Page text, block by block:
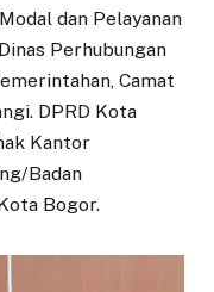
dan Pelayanan
Perhubungan
Camat
DPRD Kota
Kantor
Badan
Bogor.